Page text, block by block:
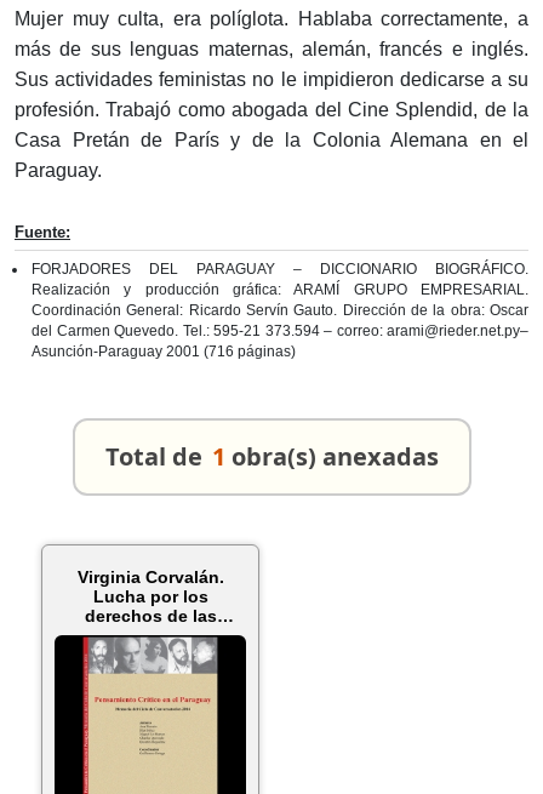
Mujer muy culta, era políglota. Hablaba correctamente, a
más de sus lenguas maternas, alemán, francés e inglés.
Sus actividades feministas no le impidieron dedicarse a su
profesión. Trabajó como abogada del Cine Splendid, de la
Casa Pretán de París y de la Colonia Alemana en el
Paraguay.
Fuente:
FORJADORES DEL PARAGUAY – DICCIONARIO BIOGRÁFICO.
Realización y producción gráfica: ARAMÍ GRUPO EMPRESARIAL.
Coordinación General: Ricardo Servín Gauto. Dirección de la obra: Oscar
del Carmen Quevedo. Tel.: 595-21 373.594 – correo: arami@rieder.net.py–
Asunción-Paraguay 2001 (716 páginas)
Total de 1 obra(s) anexadas
Virginia Corvalán.
Lucha por los
derechos de las
mujeres - PENSAM...